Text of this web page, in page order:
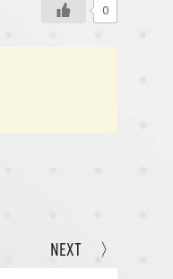
0
NEXT 〉